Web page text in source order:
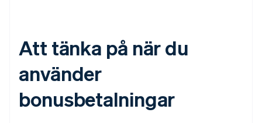
Att tänka på när du
använder
bonusbetalningar